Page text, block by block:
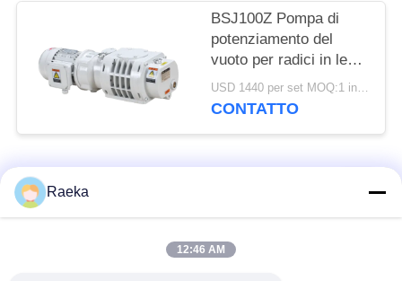
BSJ100Z Pompa di
potenziamento del
vuoto per radici in lega
di alluminio 95m3/h
0,4kW
USD 1440 per set MOQ:1 insieme
CONTATTO
Categorie popolari
Pulsometro del rotolo
Raeka
12:46 AM